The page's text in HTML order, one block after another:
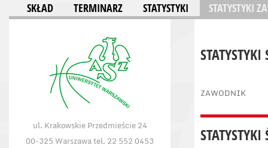
SKŁAD TERMINARZ STATYSTYKI STATYSTYKI
ul. Krakowskie Przedmieście 24
00-325 Warszawa tel. 22 552 0453
ZAWODNIK
STATYSTYKI